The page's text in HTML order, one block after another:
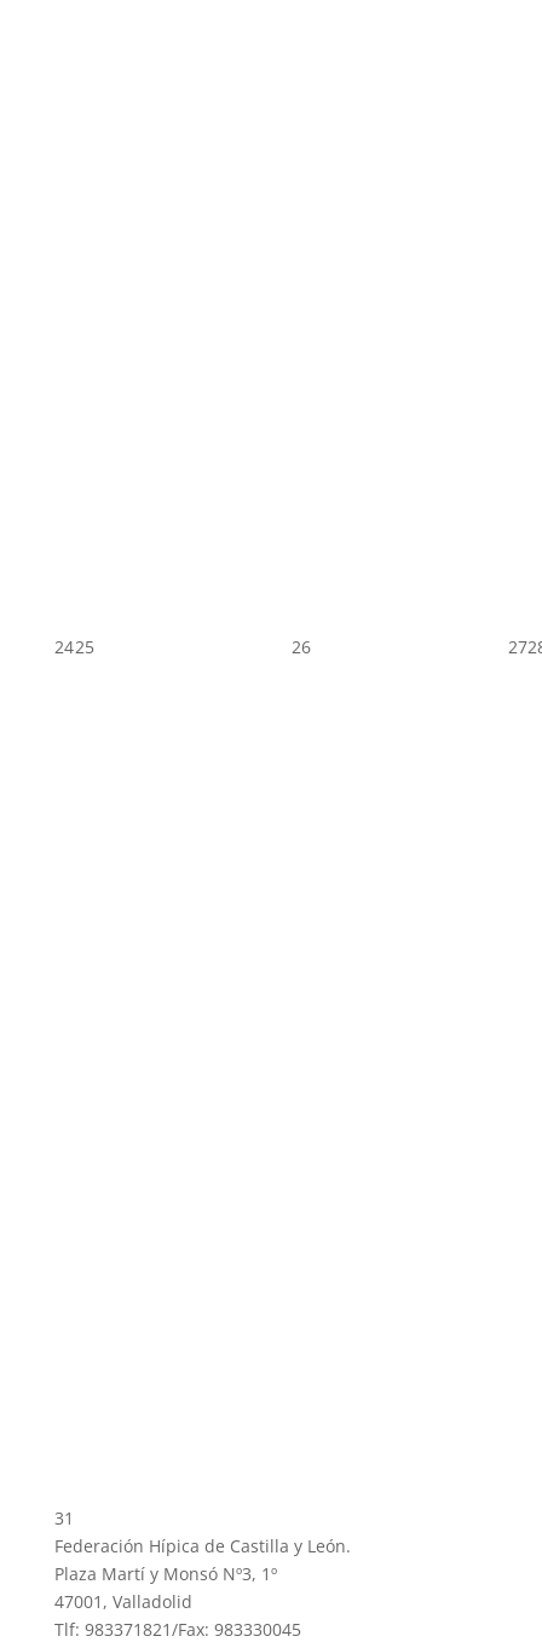
2425 26 27
31
Federación Hípica de Castilla y León.
Plaza Martí y Monsó Nº3, 1º
47001, Valladolid
Tlf: 983371821/Fax: 983330045